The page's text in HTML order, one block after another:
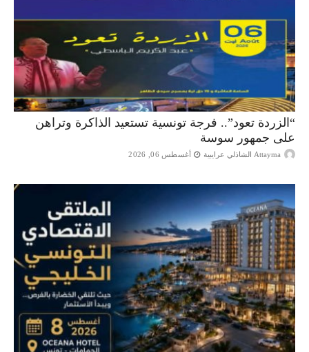
“الزردة تعود”.. فرجة تونسية تستعيد الذاكرة وتراهن
على جمهور سوسة
Attayma الشاذلي عرايبية أغسطس 06, 2026